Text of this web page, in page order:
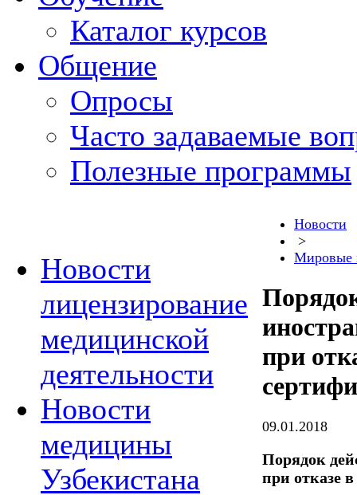
Каталог курсов
Общение
Опросы
Часто задаваемые
Полезные программы
Новости
лицензирование
медицинской
деятельности
Новости
медицины
Узбекистана
Новости
>
Мировые
при
09.01.2018
Порядок
при отказе